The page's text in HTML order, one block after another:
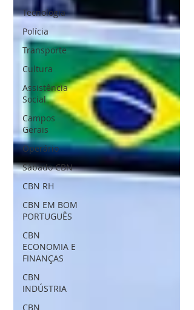
Tecnologia
Polícia
Transporte
Cultura
Assistência
Social
Campos
Gerais
Operário
Sábado CBN
CBN RH
CBN EM BOM
PORTUGUÊS
CBN
ECONOMIA E
FINANÇAS
CBN
INDÚSTRIA
CBN